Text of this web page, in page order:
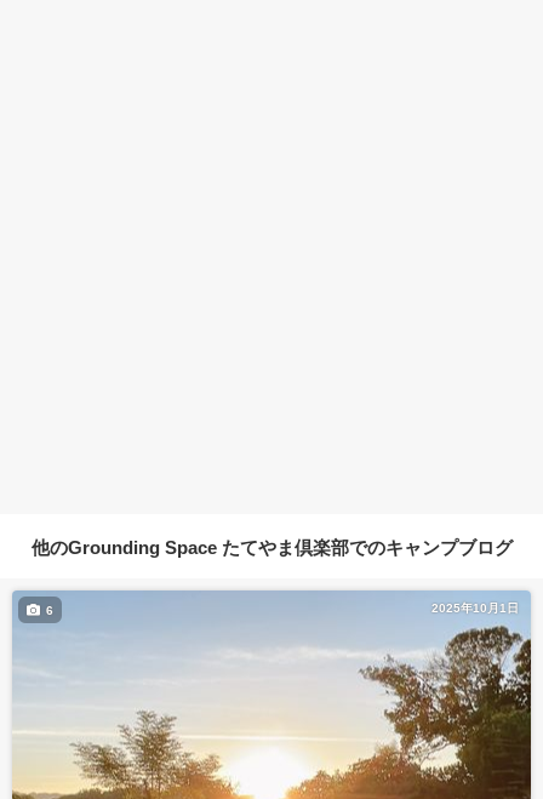
他のGrounding Space たてやま倶楽部でのキャンプブログ
2025年10月1日
6